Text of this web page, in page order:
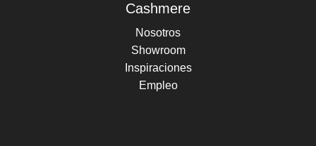
Cashmere
Nosotros
Showroom
Inspiraciones
Empleo